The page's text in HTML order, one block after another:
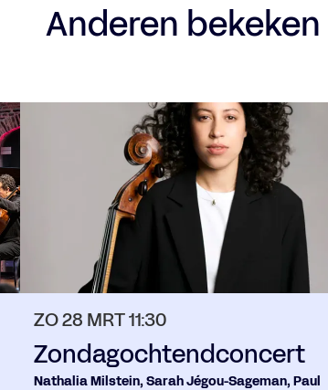
Anderen
Zondagochtendconcert
Nathalia Milstein, Sarah Jégou-Sageman, Paul
ZO 28 MRT11:30